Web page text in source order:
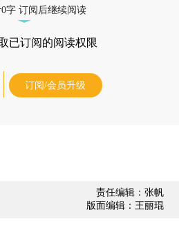
字 订阅后继续阅读
已订阅的阅读权限
订阅/会员升级
责任编辑：张帆
版面编辑：王丽琨